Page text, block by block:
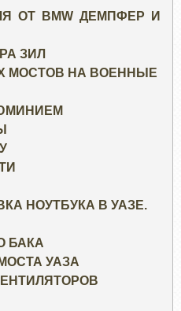
ОТ BMW ДЕМПФЕР И
ЗИЛ
МОСТОВ НА ВОЕННЫЕ
НОУТБУКА В УАЗЕ.
БАКА
УАЗА